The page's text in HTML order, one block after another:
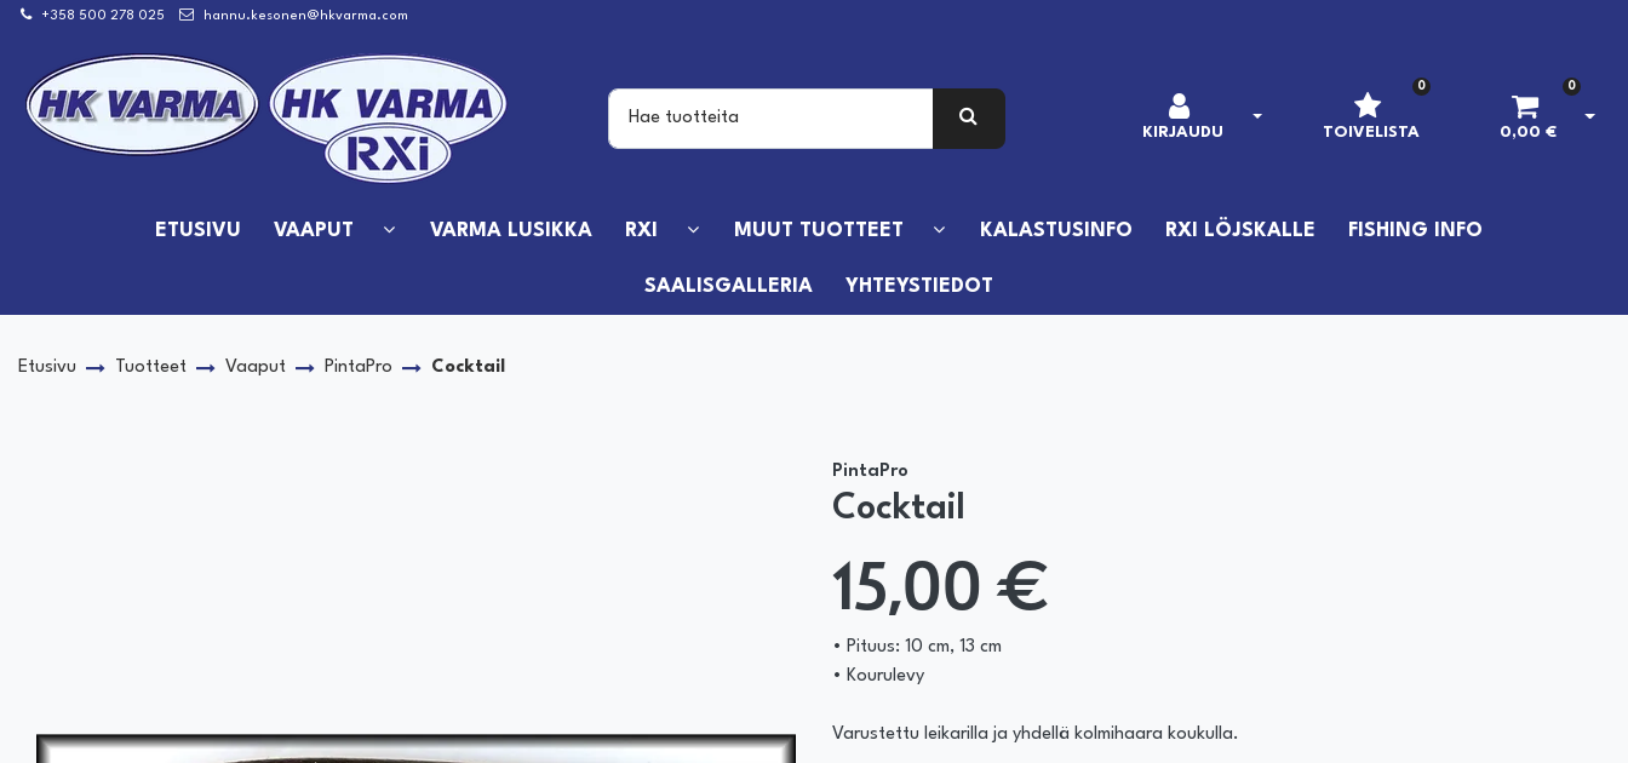
Siirry pääsisältöön
+358 500 278 025 hannu.kesonen@hkvarma.com
KIRJAUDU
AVAA KIRJAUTUMINEN
TOIVELISTA
0 0
0,00 €
ETUSIVU VAAPUT VARMA LUSIKKA RXI MUUT TUOTTEET KALASTUSINFO RXI LÖJSKALLE FISHING INFO
SAALISGALLERIA YHTEYSTIEDOT
Etusivu Tuotteet Vaaput PintaPro Cocktail
PintaPro
Cocktail
15,00 €
• Pituus: 10 cm, 13 cm
• Kourulevy
Varustettu leikarilla ja yhdellä kolmihaara koukulla.